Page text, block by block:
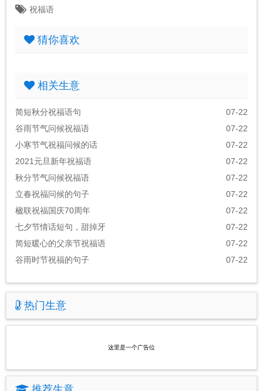
祝福语
猜你喜欢
相关生意
简短秋分祝福语句
07-22
谷雨节气问候祝福语
07-22
小寒节气祝福问候的话
07-22
2021元旦新年祝福语
07-22
秋分节气问候祝福语
07-22
立春祝福问候的句子
07-22
楹联祝福国庆70周年
07-22
七夕节情话短句，甜掉牙
07-22
简短暖心的父亲节祝福语
07-22
谷雨时节祝福的句子
07-22
热门生意
这里是一个广告位